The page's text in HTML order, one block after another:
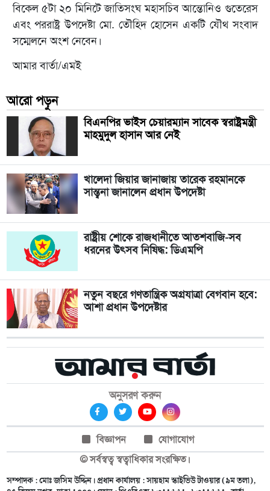
বিকেল ৫টা ২০ মিনিটে জাতিসংঘ মহাসচিব আন্তোনিও গুতেরেস
এবং পররাষ্ট্র উপদেষ্টা মো. তৌহিদ হোসেন একটি যৌথ সংবাদ
সম্মেলনে অংশ নেবেন।
আমার বার্তা/এমই
আরো পড়ুন
বিএনপির ভাইস চেয়ারম্যান সাবেক স্বরাষ্ট্রমন্ত্রী
মাহমুদুল হাসান আর নেই
খালেদা জিয়ার জানাজায় তারেক রহমানকে
সান্ত্বনা জানালেন প্রধান উপদেষ্টা
রাষ্ট্রীয় শোকে রাজধানীতে আতশবাজি-সব
ধরনের উৎসব নিষিদ্ধ: ডিএমপি
নতুন বছরে গণতান্ত্রিক অগ্রযাত্রা বেগবান হবে:
আশা প্রধান উপদেষ্টার
অনুসরণ করুন
বিজ্ঞাপন
যোগাযোগ
© সর্বস্বত্ব স্বত্বাধিকার সংরক্ষিত।
সম্পাদক : মোঃ জসিম উদ্দিন। প্রধান কার্যালয় : সায়হাম স্কাইভিউ টাওয়ার (৯ম তলা),